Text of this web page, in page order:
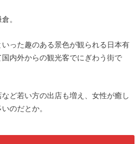
。
った趣のある景色が観られる日本有
内外からの観光客でにぎわう街で
ど若い方の出店も増え、女性が癒し
のだとか。